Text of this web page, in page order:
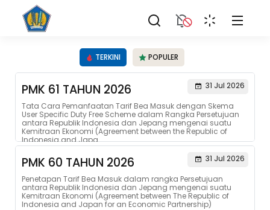
TERKINI POPULER
PMK 61 TAHUN 2026
31 Jul 2026
Tata Cara Pemanfaatan Tarif Bea Masuk dengan Skema
User Specific Duty Free Scheme dalam Rangka Persetujuan
antara Republik Indonesia dan Jepang mengenai suatu
Kemitraan Ekonomi (Agreement between the Republic of
Indonesia and Japa...
PMK 60 TAHUN 2026
31 Jul 2026
Penetapan Tarif Bea Masuk dalam rangka Persetujuan
antara Republik Indonesia dan Jepang mengenai suatu
Kemitraan Ekonomi (Agreement between The Republic of
Indonesia and Japan for an Economic Partnership)